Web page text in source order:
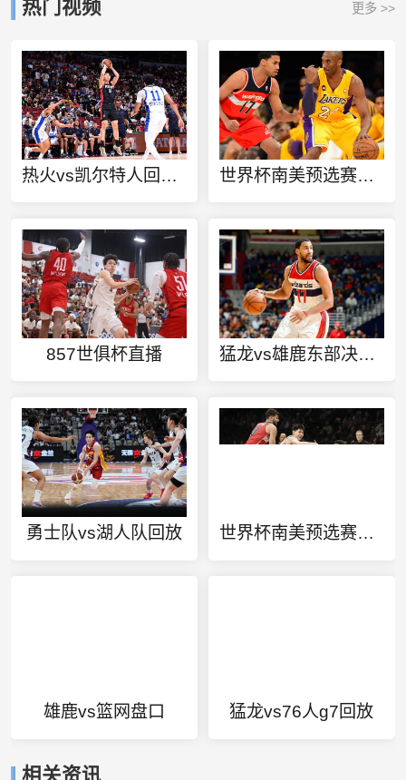
热门视频 更多 >>
热火vs凯尔特人回放g7 世界杯南美预选赛最新积分榜排名表
857世俱杯直播 猛龙vs雄鹿东部决赛G5回放
勇士队vs湖人队回放 世界杯南美预选赛积分榜2022
雄鹿vs篮网盘口 猛龙vs76人g7回放